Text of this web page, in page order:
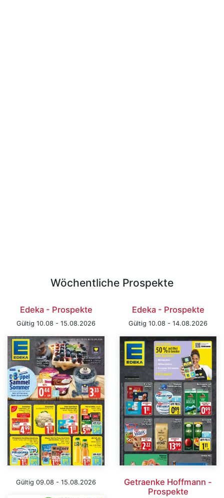
Wöchentliche Prospekte
Edeka - Prospekte
Gültig 10.08 - 15.08.2026
Edeka - Prospekte
Gültig 10.08 - 14.08.2026
Gültig 09.08 - 15.08.2026
Getraenke Hoffmann -
Prospekte